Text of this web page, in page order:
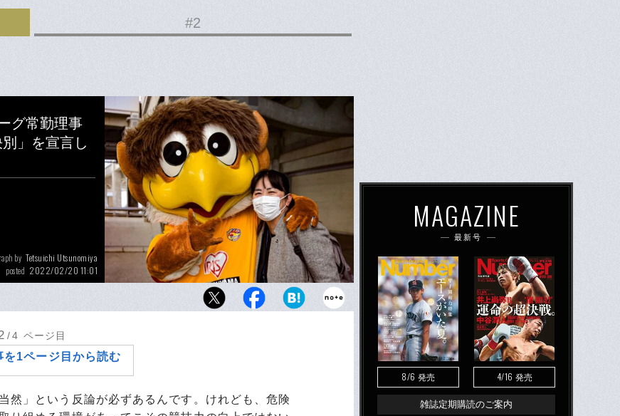
#2
グ常勤理事
」を宣言し
by Tetsuichi Utsunomiya
posted 2022/02/20 11:01
2月12日、「FUJI FILM SUPER CUP 2022」でベガルタ仙
/4 ページ目
を1ページ目から読む
」という反論が必ずあるんです。けれども、危険
MAGAZINE
最新号
8/6 発売 4/16 発売
雑誌定期購読のご案内